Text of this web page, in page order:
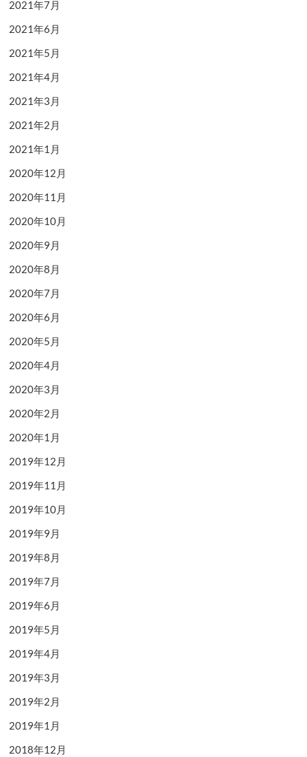
2021年7月
2021年6月
2021年5月
2021年4月
2021年3月
2021年2月
2021年1月
2020年12月
2020年11月
2020年10月
2020年9月
2020年8月
2020年7月
2020年6月
2020年5月
2020年4月
2020年3月
2020年2月
2020年1月
2019年12月
2019年11月
2019年10月
2019年9月
2019年8月
2019年7月
2019年6月
2019年5月
2019年4月
2019年3月
2019年2月
2019年1月
2018年12月